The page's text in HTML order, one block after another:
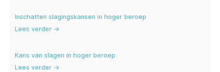
Inschatten slagingskansen in hoger beroep
Lees verder →
Kans van slagen in hoger beroep
Lees verder →